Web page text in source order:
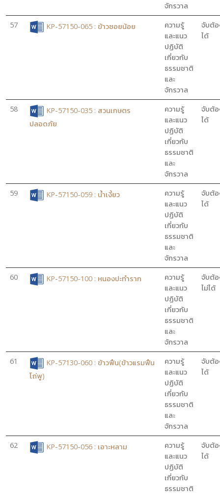
จักรวาล
57 KP-57150-065 : ข้าวซอยน้อย
ความรู้
และแนว
ปฏิบัติ
เกี่ยวกับ
ธรรมชาติ
และ
จักรวาล
จับต้
ได้
58
KP-57150-035 : สวนเกษตร
ปลอดภัย
ความรู้
และแนว
ปฏิบัติ
เกี่ยวกับ
ธรรมชาติ
และ
จักรวาล
จับต้
ได้
59 KP-57150-059 : น้ำเงี้ยว
ความรู้
และแนว
ปฏิบัติ
เกี่ยวกับ
ธรรมชาติ
และ
จักรวาล
จับต้
ได้
60 KP-57150-100 : หนองปะทำราก
ความรู้
และแนว
ปฏิบัติ
เกี่ยวกับ
ธรรมชาติ
และ
จักรวาล
จับต้
ไม่ได้
61
KP-57130-060 : ข้าวฟืน(ข้าวแรมฟืน
โถ่พู)
ความรู้
และแนว
ปฏิบัติ
เกี่ยวกับ
ธรรมชาติ
และ
จักรวาล
จับต้
ได้
62 KP-57150-056 : เอาะหลาม
ความรู้
และแนว
ปฏิบัติ
เกี่ยวกับ
ธรรมชาติ
จับต้
ได้